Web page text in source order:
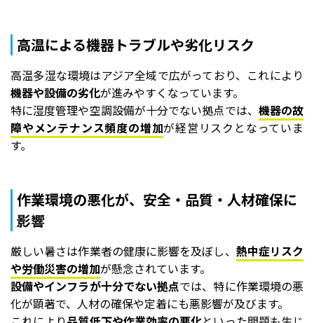
高温による機器トラブルや劣化リスク
高温多湿な環境はアジア全域で広がっており、これにより
機器や設備の劣化が進みやすくなっています。
特に湿度管理や空調設備が十分でない拠点では、 機器の故
障やメンテナンス頻度の増加が経営リスクとなっていま
す。
作業環境の悪化が、安全・品質・人材確保に
影響
厳しい暑さは作業者の健康に影響を及ぼし、 熱中症リスク
や労働災害の増加が懸念されています。
設備やインフラが十分でない拠点では、特に作業環境の悪
化が顕著で、人材の確保や定着にも悪影響が及びます。